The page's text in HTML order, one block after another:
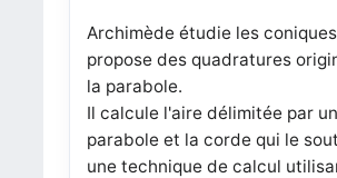
Archimède étudie les
propose des quadratures
la parabole.
Il calcule l'aire délimitée par
parabole et la corde qui le
une technique de calcul